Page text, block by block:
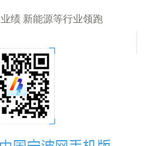
绩 新能源等行业领跑